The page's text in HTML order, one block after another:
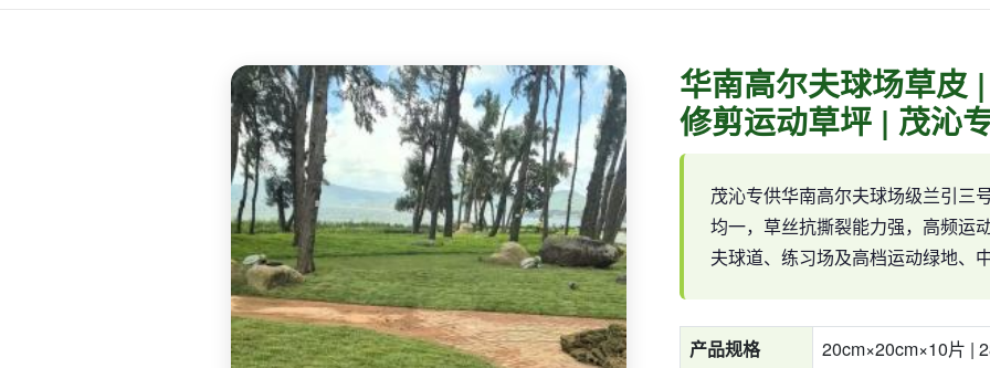
华南高尔夫球场草皮
修剪运动草坪 | 茂沁
茂沁专供华南高尔夫球场级兰引三
均一，草丝抗撕裂能力强，高频运
夫球道、练习场及高档运动绿地、
产品规格
20cm×20cm×10片 |